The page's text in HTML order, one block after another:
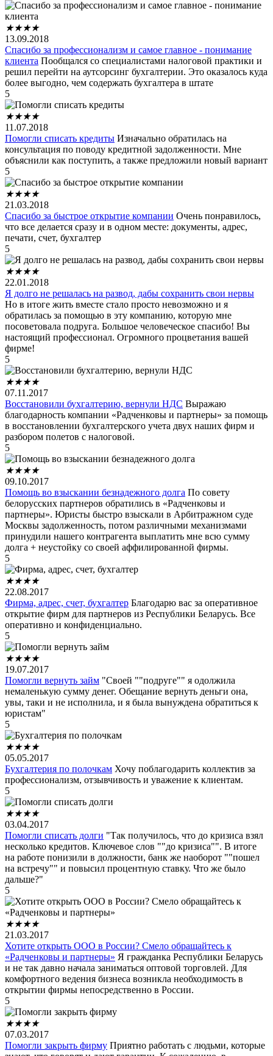
★★★★
13.09.2018
Спасибо за профессионализм и самое главное - понимание
клиента Пообщался со специалистами налоговой практики и
решил перейти на аутсорсинг бухгалтерии. Это оказалось куда
более выгодно, чем содержать бухгалтера в штате
5
★★★★
11.07.2018
Помогли списать кредиты Изначально обратилась на
консультация по поводу кредитной задолженности. Мне
объяснили как поступить, а также предложили новый вариант
5
★★★★
21.03.2018
Спасибо за быстрое открытие компании Очень понравилось,
что все делается сразу и в одном месте: документы, адрес,
печати, счет, бухгалтер
5
★★★★
22.01.2018
Я долго не решалась на развод, дабы сохранить свои нервы
Но в итоге жить вместе стало просто невозможно и я
обратилась за помощью в эту компанию, которую мне
посоветовала подруга. Большое человеческое спасибо! Вы
настоящий профессионал. Огромного процветания вашей
фирме!
5
★★★★
07.11.2017
Восстановили бухгалтерию, вернули НДС Выражаю
благодарность компании «Радченковы и партнеры» за помощь
в восстановлении бухгалтерского учета двух наших фирм и
разбором полетов с налоговой.
5
★★★★
09.10.2017
Помощь во взыскании безнадежного долга По совету
белорусских партнеров обратились в «Радченковы и
партнеры». Юристы быстро взыскали в Арбитражном суде
Москвы задолженность, потом различными механизмами
принудили нашего контрагента выплатить мне всю сумму
долга + неустойку со своей аффилированной фирмы.
5
★★★★
22.08.2017
Фирма, адрес, счет, бухгалтер Благодарю вас за оперативное
открытие фирм для партнеров из Республики Беларусь. Все
оперативно и конфиденциально.
5
★★★★
19.07.2017
Помогли вернуть займ "Своей ""подруге"" я одолжила
немаленькую сумму денег. Обещание вернуть деньги она,
увы, таки и не исполнила, и я была вынуждена обратиться к
юристам"
5
★★★★
05.05.2017
Бухгалтерия по полочкам Хочу поблагодарить коллектив за
профессионализм, отзывчивость и уважение к клиентам.
5
★★★★
03.04.2017
Помогли списать долги "Так получилось, что до кризиса взял
несколько кредитов. Ключевое слов ""до кризиса"". В итоге
на работе понизили в должности, банк же наоборот ""пошел
на встречу"" и повысил процентную ставку. Что же было
дальше?"
5
★★★★
21.03.2017
Хотите открыть ООО в России? Смело обращайтесь к
«Радченковы и партнеры» Я гражданка Республики Беларусь
и не так давно начала заниматься оптовой торговлей. Для
комфортного ведения бизнеса возникла необходимость в
открытии фирмы непосредственно в России.
5
★★★★
07.03.2017
Помогли закрыть фирму Приятно работать с людьми, которые